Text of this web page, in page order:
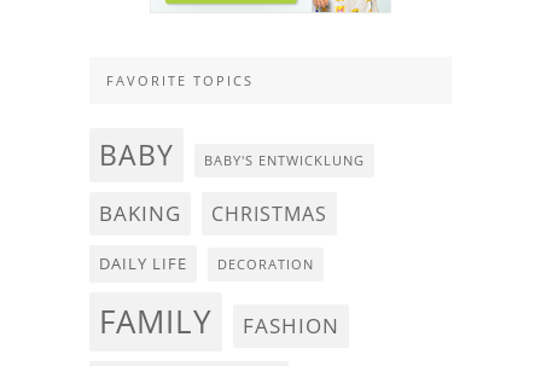
FAVORITE TOPICS
BABY BABY'S ENTWICKLUNG
BAKING CHRISTMAS
DAILY LIFE DECORATION
FAMILY FASHION